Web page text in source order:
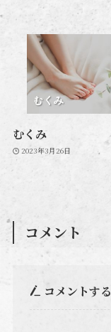
むくみ
2023年3月26日
コメント
コメントする